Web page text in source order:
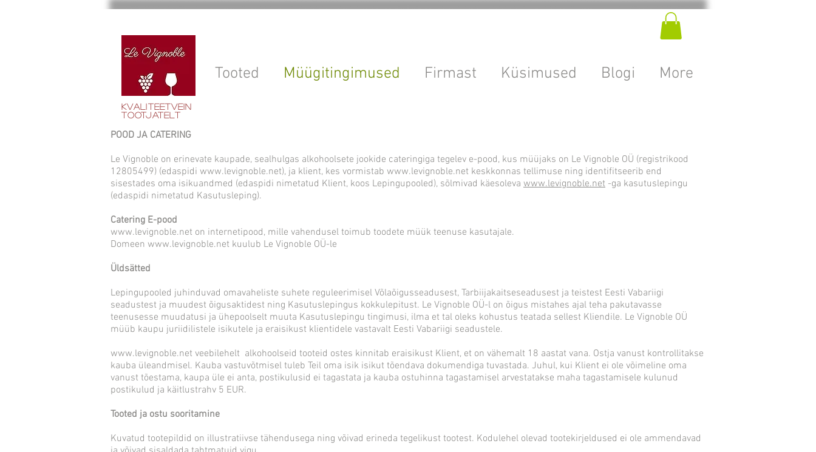
Tooted Müügitingimused Firmast Küsimused Blogi More
Kvaliteetvein
tootjatelt
POOD JA CATERING
Le Vignoble on erinevate kaupade, sealhulgas alkohoolsete jookide cateringiga tegelev e-pood, kus müüjaks on Le Vignoble OÜ (registrikood
12805499) (edaspidi www.levignoble.net), ja klient, kes vormistab www.levignoble.net keskkonnas tellimuse ning identifitseerib end
sisestades oma isikuandmed (edaspidi nimetatud Klient, koos Lepingupooled), sõlmivad käesoleva www.levignoble.net -ga kasutuslepingu
(edaspidi nimetatud Kasutusleping).
Catering E-pood
www.levignoble.net on internetipood, mille vahendusel toimub toodete müük teenuse kasutajale.
Domeen www.levignoble.net kuulub Le Vignoble OÜ-le
Üldsätted
Lepingupooled juhinduvad omavaheliste suhete reguleerimisel Võlaõigusseadusest, Tarbiijakaitseseadusest ja teistest Eesti Vabariigi
seadustest ja muudest õigusaktidest ning Kasutuslepingus kokkulepitust. Le Vignoble OÜ-l on õigus mistahes ajal teha pakutavasse
teenusesse muudatusi ja ühepoolselt muuta Kasutuslepingu tingimusi, ilma et tal oleks kohustus teatada sellest Kliendile. Le Vignoble OÜ
müüb kaupu juriidilistele isikutele ja eraisikust klientidele vastavalt Eesti Vabariigi seadustele.
www.levignoble.net veebilehelt alkohoolseid tooteid ostes kinnitab eraisikust Klient, et on vähemalt 18 aastat vana. Ostja vanust kontrollitakse
kauba üleandmisel. Kauba vastuvõtmisel tuleb Teil oma isik isikut tõendava dokumendiga tuvastada. Juhul, kui Klient ei ole võimeline oma
vanust tõestama, kaupa üle ei anta, postikulusid ei tagastata ja kauba ostuhinna tagastamisel arvestatakse maha tagastamisele kulunud
postikulud ja käitlustrahv 5 EUR.
Tooted ja ostu sooritamine
Kuvatud tootepildid on illustratiivse tähendusega ning võivad erineda tegelikust tootest. Kodulehel olevad tootekirjeldused ei ole ammendavad